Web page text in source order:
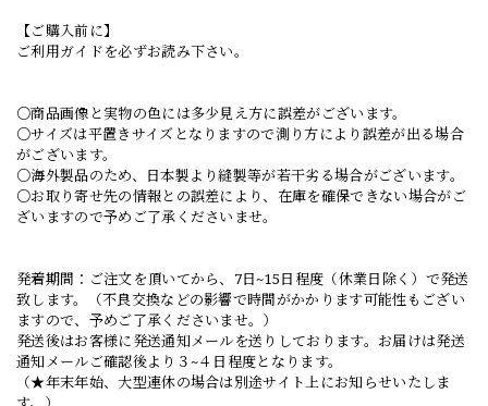
【ご購入前に】
ご利用ガイドを必ずお読み下さい。
○商品画像と実物の色には多少見え方に誤差がございます。
○サイズは平置きサイズとなりますので測り方により誤差が出る場合
がございます。
○海外製品のため、日本製より縫製等が若干劣る場合がございます。
○お取り寄せ先の情報との誤差により、在庫を確保できない場合がご
ざいますので予めご了承くださいませ。
発着期間：ご注文を頂いてから、7日~15日程度（休業日除く）で発送
致します。（不良交換などの影響で時間がかかります可能性もござい
ますので、予めご了承くださいませ。）
発送後はお客様に発送通知メールを送りしております。お届けは発送
通知メールご確認後より３~４日程度となります。
（★年末年始、大型連休の場合は別途サイト上にお知らせいたしま